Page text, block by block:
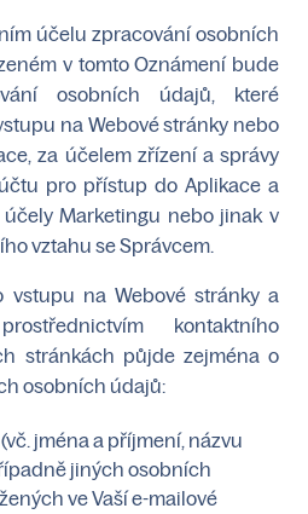
účelu zpracování osobních
v tomto Oznámení bude
osobních údajů, které
na Webové stránky nebo
za účelem zřízení a správy
pro přístup do Aplikace a
Marketingu nebo jinak v
vztahu se Správcem.
vstupu na Webové stránky a
kontaktního
stránkách půjde zejména o
osobních údajů:
jména a příjmení, názvu
jiných osobních
ve Vaší e-mailové